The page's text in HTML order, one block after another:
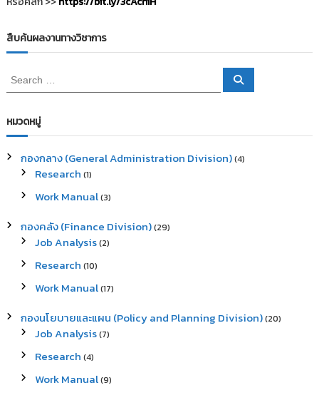
น
วิ
ย
สืบค้นผลงานทางวิชาการ
e
r
c
f
S
หมวดหมู่
กองกลาง (General Administration Division)(4)
Research (1)
Work Manual(3)
กองคลัง (Finance Division)(29)
Job Analysis(2)
Research (10)
Work Manual(17)
กองนโยบายและแผน (Policy and Planning Division)(20)
Job Analysis(7)
Research (4)
Work Manual(9)